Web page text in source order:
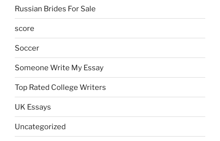
Russian Brides For Sale
score
Soccer
Someone Write My Essay
Top Rated College Writers
UK Essays
Uncategorized